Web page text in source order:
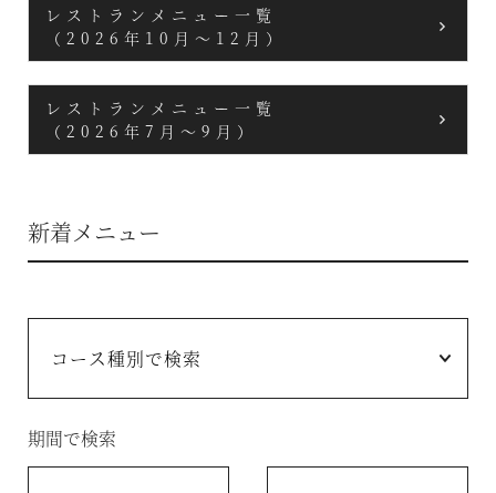
レストランメニュー一覧
（2026年10月～12月）
レストランメニュー一覧
（2026年7月～9月）
新着メニュー
期間で検索